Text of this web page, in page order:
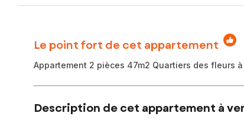
Le point fort de cet appartement
Appartement 2 pièces 47m2 Quartiers des fleurs
Description de cet appartement à